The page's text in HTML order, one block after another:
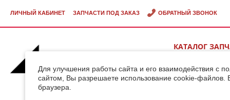
Для улучшения работы сайта и его взаимодействия с
сайтом, Вы разрешаете использование cookie-файлов.
браузера.
ЛИЧНЫЙ КАБИНЕТ ЗАПЧАСТИ ПОД ЗАКАЗ ОБРАТНЫЙ ЗВОНОК
КАТАЛОГ